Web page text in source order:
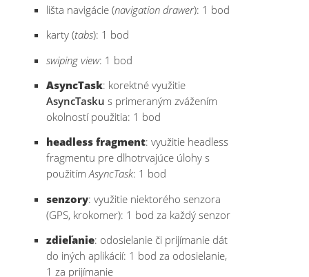
lišta navigácie (navigation drawer): 1 bod
karty (tabs): 1 bod
swiping view: 1 bod
AsyncTask: korektné využitie
AsyncTasku s primeraným zvážením
okolností použitia: 1 bod
headless fragment: využitie headless
fragmentu pre dlhotrvajúce úlohy s
použitímAsyncTask: 1 bod
senzory: využitie niektorého senzora
(GPS, krokomer): 1 bod za každý senzor
zdieľanie: odosielanie či prijímanie dát
do iných aplikácií: 1 bod za odosielanie,
1 za prijímanie